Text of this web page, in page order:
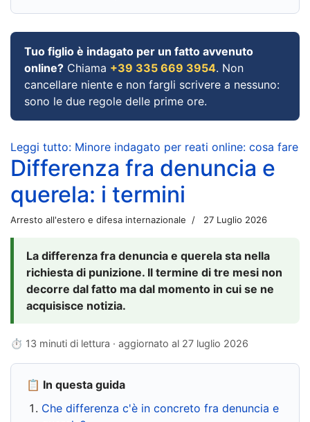
Tuo figlio è indagato per un fatto avvenuto
online? Chiama +39 335 669 3954. Non
cancellare niente e non fargli scrivere a nessuno:
sono le due regole delle prime ore.
Leggi tutto: Minore indagato per reati online: cosa fare
Differenza fra denuncia e
querela: i termini
Arresto all'estero e difesa internazionale 27 Luglio 2026
La differenza fra denuncia e querela sta nella
richiesta di punizione. Il termine di tre mesi non
decorre dal fatto ma dal momento in cui se ne
acquisisce notizia.
⏱ 13 minuti di lettura · aggiornato al 27 luglio 2026
📋 In questa guida
Che differenza c'è in concreto fra denuncia e